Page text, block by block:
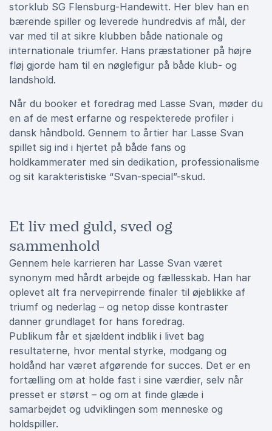
storklub SG Flensburg-Handewitt. Her blev han en
bærende spiller og leverede hundredvis af mål, der
var med til at sikre klubben både nationale og
internationale triumfer. Hans præstationer på højre
fløj gjorde ham til en nøglefigur på både klub- og
landshold.
Når du booker et foredrag med Lasse Svan, møder du
en af de mest erfarne og respekterede profiler i
dansk håndbold. Gennem to årtier har Lasse Svan
spillet sig ind i hjertet på både fans og
holdkammerater med sin dedikation, professionalisme
og sit karakteristiske “Svan-special”-skud.
Et liv med guld, sved og
sammenhold
Gennem hele karrieren har Lasse Svan været
synonym med hårdt arbejde og fællesskab. Han har
oplevet alt fra nervepirrende finaler til øjeblikke af
triumf og nederlag – og netop disse kontraster
danner grundlaget for hans foredrag.
Publikum får et sjældent indblik i livet bag
resultaterne, hvor mental styrke, modgang og
holdånd har været afgørende for succes. Det er en
fortælling om at holde fast i sine værdier, selv når
presset er størst – og om at finde glæde i
samarbejdet og udviklingen som menneske og
holdspiller.